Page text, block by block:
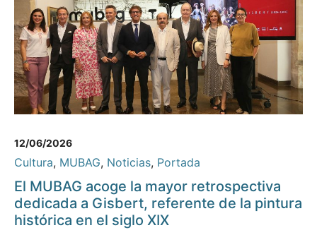
12/06/2026
Cultura, MUBAG, Noticias, Portada
El MUBAG acoge la mayor retrospectiva
dedicada a Gisbert, referente de la pintura
histórica en el siglo XIX